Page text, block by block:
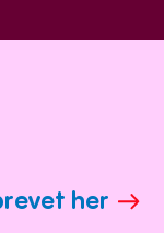
her